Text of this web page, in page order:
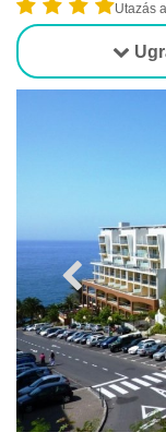
Utazás